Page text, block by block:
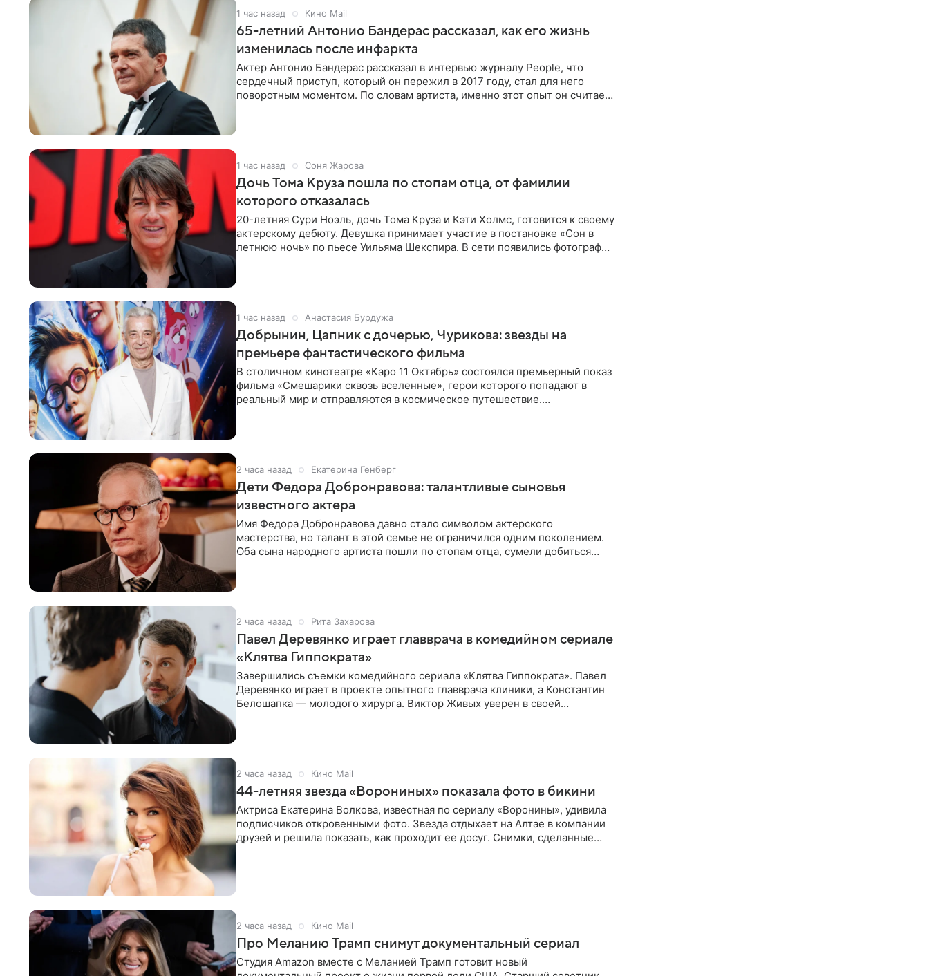
1 час назад Кино Mail
65-летний Антонио Бандерас рассказал, как его жизнь
изменилась после инфаркта
Актер Антонио Бандерас рассказал в интервью журналу People, что
сердечный приступ, который он пережил в 2017 году, стал для него
поворотным моментом. По словам артиста, именно этот опыт он считает
1 час назад Соня Жарова
Дочь Тома Круза пошла по стопам отца, от фамилии
которого отказалась
20-летняя Сури Ноэль, дочь Тома Круза и Кэти Холмс, готовится к своему
актерскому дебюту. Девушка принимает участие в постановке «Сон в
летнюю ночь» по пьесе Уильяма Шекспира. В сети появились фотографии
1 час назад Анастасия Бурдужа
Добрынин, Цапник с дочерью, Чурикова: звезды на
премьере фантастического фильма
В столичном кинотеатре «Каро 11 Октябрь» состоялся премьерный показ
фильма «Смешарики сквозь вселенные», герои которого попадают в
реальный мир и отправляются в космическое путешествие.
2 часа назад Екатерина Генберг
Дети Федора Добронравова: талантливые сыновья
известного актера
Имя Федора Добронравова давно стало символом актерского
мастерства, но талант в этой семье не ограничился одним поколением.
Оба сына народного артиста пошли по стопам отца, сумели добиться
2 часа назад Рита Захарова
Павел Деревянко играет главврача в комедийном сериале
«Клятва Гиппократа»
Завершились съемки комедийного сериала «Клятва Гиппократа». Павел
Деревянко играет в проекте опытного главврача клиники, а Константин
Белошапка — молодого хирурга. Виктор Живых уверен в своей
2 часа назад Кино Mail
44-летняя звезда «Ворониных» показала фото в бикини
Актриса Екатерина Волкова, известная по сериалу «Воронины», удивила
подписчиков откровенными фото. Звезда отдыхает на Алтае в компании
друзей и решила показать, как проходит ее досуг. Снимки, сделанные
2 часа назад Кино Mail
Про Меланию Трамп снимут документальный сериал
Студия Amazon вместе с Меланией Трамп готовит новый